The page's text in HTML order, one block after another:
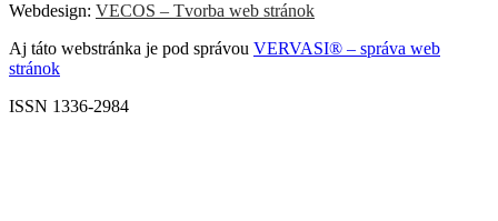
Webdesign: VECOS – Tvorba web stránok
Aj táto webstránka je pod správou VERVASI® – správa web
stránok
ISSN 1336-2984